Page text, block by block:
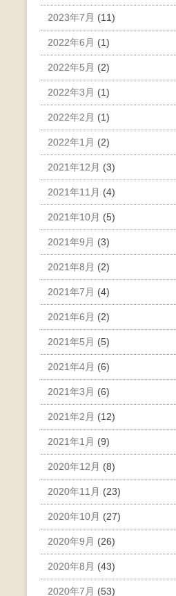
2023年7月 (11)
2022年6月 (1)
2022年5月 (2)
2022年3月 (1)
2022年2月 (1)
2022年1月 (2)
2021年12月 (3)
2021年11月 (4)
2021年10月 (5)
2021年9月 (3)
2021年8月 (2)
2021年7月 (4)
2021年6月 (2)
2021年5月 (5)
2021年4月 (6)
2021年3月 (6)
2021年2月 (12)
2021年1月 (9)
2020年12月 (8)
2020年11月 (23)
2020年10月 (27)
2020年9月 (26)
2020年8月 (43)
2020年7月 (53)